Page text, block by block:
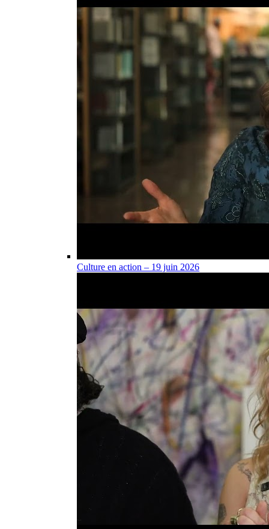
Culture en action – 19 juin 2026